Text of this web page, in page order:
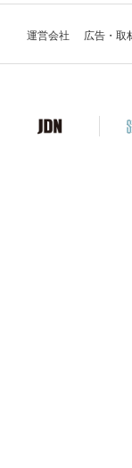
運営会社 広告・取